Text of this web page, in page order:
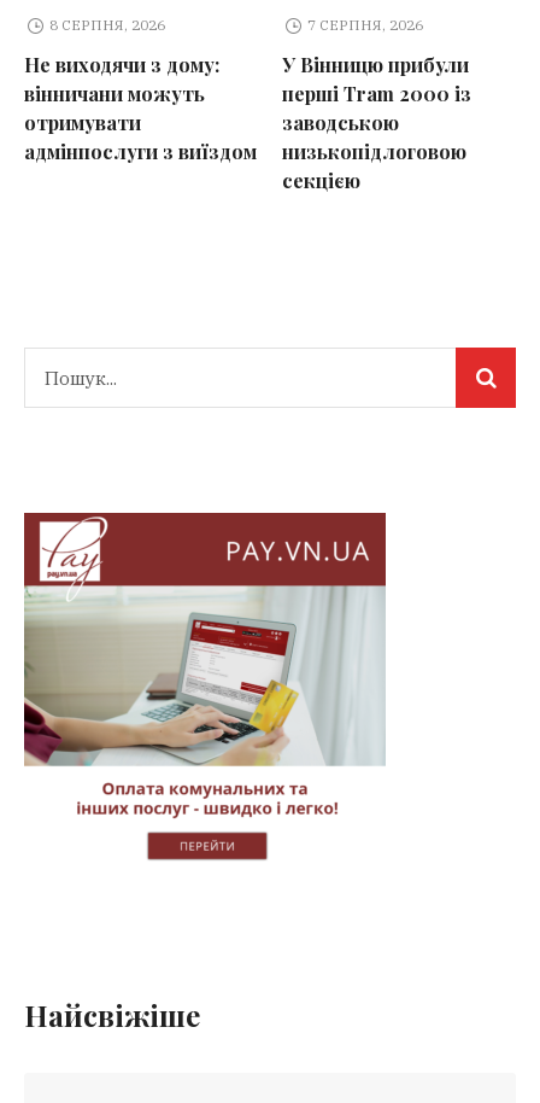
8 СЕРПНЯ, 2026
Не виходячи з дому:
вінничани можуть
отримувати
адмінпослуги з виїздом
7 СЕРПНЯ, 2026
У Вінницю прибули
перші Tram 2000 із
заводською
низькопідлоговою
секцією
Найсвіжіше